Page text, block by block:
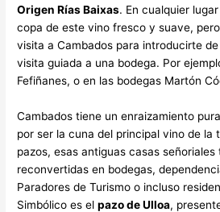
Origen Rías Baixas. En cualquier
copa de este vino fresco y suave,
visita a Cambados para introducirte
visita guiada a una bodega. Por
Fefiñanes, o en las bodegas Martón
Cambados tiene un enraizamiento
por ser la cuna del principal vino de la
pazos, esas antiguas casas
reconvertidas en bodegas,
Paradores de Turismo o incluso
Simbólico es elpazo de Ulloa,